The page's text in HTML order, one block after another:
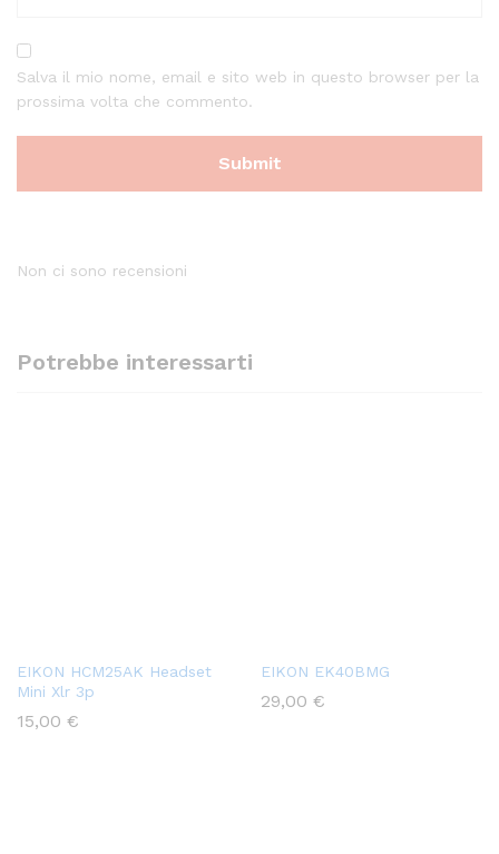
Salva il mio nome, email e sito web in questo browser per la
prossima volta che commento.
Non ci sono recensioni
Potrebbe interessarti
EIKON HCM25AK Headset
Mini Xlr 3p
15,00 €
EIKON EK40BMG
29,00 €